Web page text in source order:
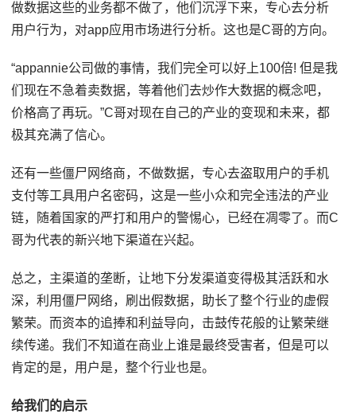
做数据这些的业务都不做了，他们沉浮下来，专心去分析
用户行为，对app应用市场进行分析。这也是C哥的方向。
“appannie公司做的事情，我们完全可以好上100倍! 但是我
们现在不急着卖数据，等着他们去炒作大数据的概念吧，
价格高了再玩。”C哥对现在自己的产业的变现和未来，都
极其充满了信心。
还有一些僵尸网络商，不做数据，专心去盗取用户的手机
支付等工具用户名密码，这是一些小众和完全违法的产业
链，随着国家的严打和用户的警惕心，已经在凋零了。而C
哥为代表的新兴地下渠道在兴起。
总之，主渠道的垄断，让地下分发渠道变得极其活跃和水
深，利用僵尸网络，刷出假数据，助长了整个行业的虚假
繁荣。而资本的追捧和利益导向，击鼓传花般的让繁荣继
续传递。我们不知道在商业上谁是最终受害者，但是可以
肯定的是，用户是，整个行业也是。
给我们的启示